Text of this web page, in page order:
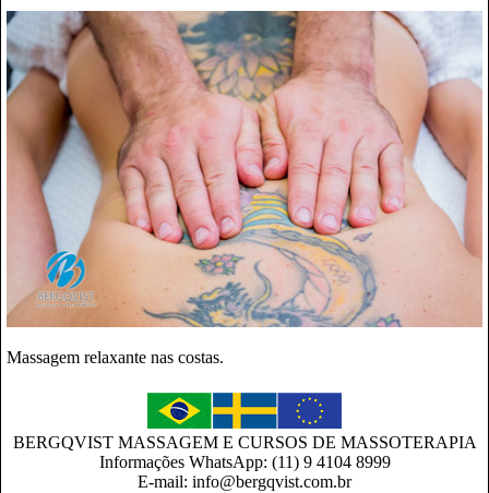
Massagem relaxante nas costas.
BERGQVIST MASSAGEM E CURSOS DE MASSOTERAPIA
Informações WhatsApp: (11) 9 4104 8999
E-mail: info@bergqvist.com.br